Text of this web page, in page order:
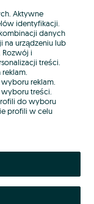
Aktywne
identyfikacji.
danych
na urządzeniu lub
i
treści.
reklam.
treści.
do wyboru
profili w celu